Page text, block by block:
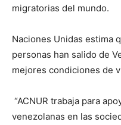
migratorias del mundo.
Naciones Unidas estima
personas han salido de
mejores condiciones de
“ACNUR trabaja para
venezolanas en las